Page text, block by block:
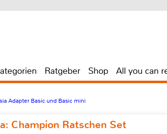
Ratgeber Shop All you can
Adapter Basic und Basic mini
Champion Ratschen Set